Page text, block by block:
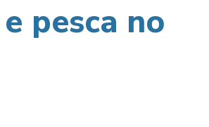
pesca no